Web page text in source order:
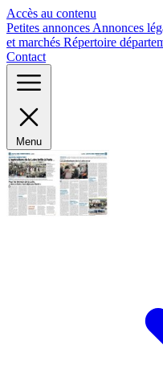
Accès au contenu
Petites annonces Annonces
et marchés Répertoire
Contact
Menu
Panneau de gestion des cookies